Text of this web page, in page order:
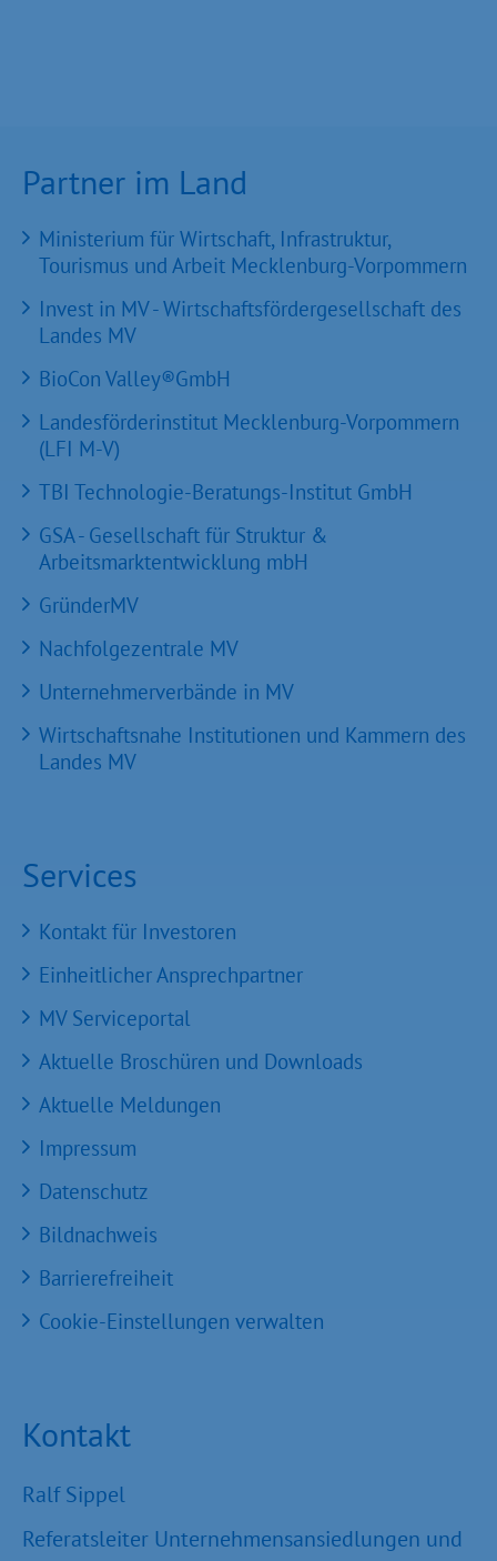
Partner im Land
Ministerium für Wirtschaft, Infrastruktur,
Tourismus und Arbeit Mecklenburg-Vorpommern
Invest in MV - Wirtschaftsfördergesellschaft des
Landes MV
BioCon Valley®GmbH
Landesförderinstitut Mecklenburg-Vorpommern
(LFI M-V)
TBI Technologie-Beratungs-Institut GmbH
GSA - Gesellschaft für Struktur &
Arbeitsmarktentwicklung mbH
GründerMV
Nachfolgezentrale MV
Unternehmerverbände in MV
Wirtschaftsnahe Institutionen und Kammern des
Landes MV
Services
Kontakt für Investoren
Einheitlicher Ansprechpartner
MV Serviceportal
Aktuelle Broschüren und Downloads
Aktuelle Meldungen
Impressum
Datenschutz
Bildnachweis
Barrierefreiheit
Cookie-Einstellungen verwalten
Kontakt
Ralf Sippel
Referatsleiter Unternehmensansiedlungen und